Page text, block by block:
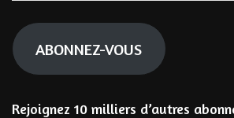
mail
ABONNEZ-VOUS
Rejoignez 10 milliers d’autres